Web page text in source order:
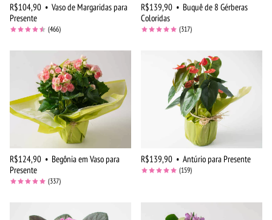
R$104,90 • Vaso de Margaridas para
Presente
(466)
R$139,90 • Buquê de 8 Gérberas
Coloridas
(317)
R$124,90 • Begônia em Vaso para
Presente
(337)
R$139,90 • Antúrio para Presente
(159)